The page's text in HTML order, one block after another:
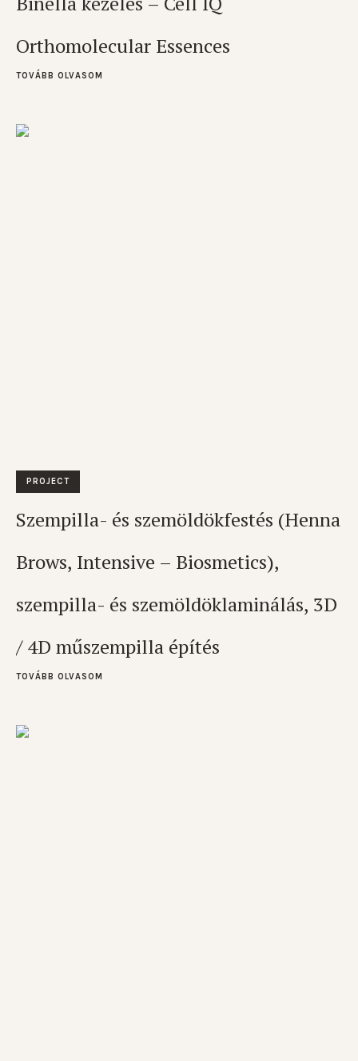
Orthomolecular Essences
TOVÁBB OLVASOM
PROJECT
Szempilla- és szemöldökfestés (Henna
Brows, Intensive – Biosmetics),
szempilla- és szemöldöklaminálás, 3D
/ 4D műszempilla építés
TOVÁBB OLVASOM